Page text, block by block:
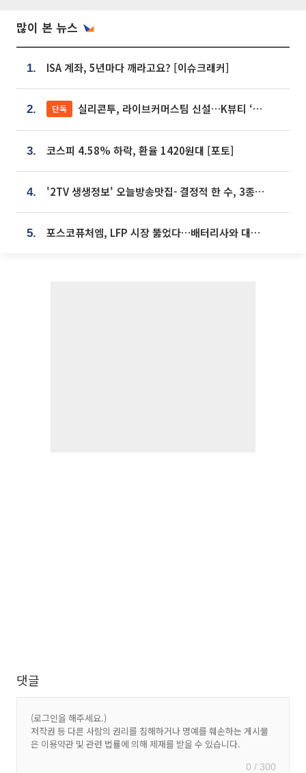
많이 본 뉴스
1. ISA 계좌, 5년마다 깨라고요? [이슈크래커]
2. 단독 실리콘투, 라이브커머스팀 신설…K뷰티 ‘글로벌 판매망’ 확대[K뷰티 라방戰]
3. 코스피 4.58% 하락, 환율 1420원대 [포토]
4. '2TV 생생정보' 오늘방송맛집- 결정적 한 수, 3종 메밀면! 메밀 소바 맛집 '의○○○○'
5. 포스코퓨처엠, LFP 시장 뚫었다…배터리사와 대규모 장기 공급 합의
댓글
0 / 300